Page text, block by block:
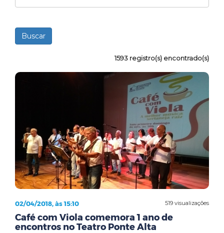
1593 registro(s) encontrado(s)
519 visualizações
02/04/2018, às 15:10
Café com Viola comemora 1 ano de
encontros no Teatro Ponte Alta